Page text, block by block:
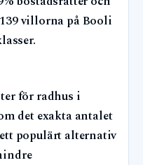
villorna på Booli
för radhus i
det exakta antalet
populärt alternativ